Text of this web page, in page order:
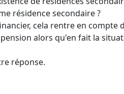
résidence secondaire ?
cela rentre en compte
alors qu'en fait la
réponse.